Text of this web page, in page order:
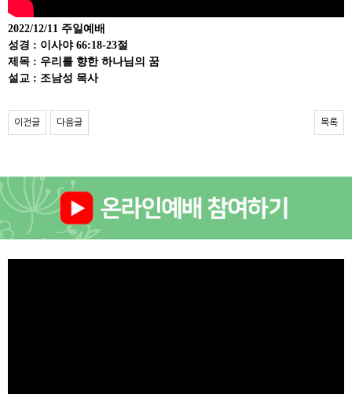
2022/12/11 주일예배
성경 : 이사야 66:18-23절
제목 : 우리를 향한 하나님의 꿈
설교 : 조남성 목사
이전글 다음글 목록